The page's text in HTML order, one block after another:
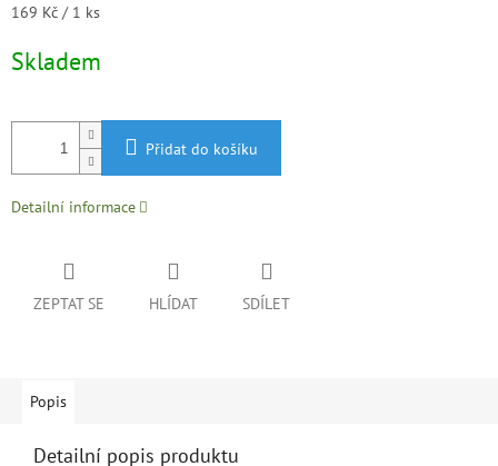
Měrná
169 Kč / 1 ks
Skladem
Přidat do košíku
Detailní informace
ZEPTAT SE HLÍDAT SDÍLET
Popis
Detailní popis produktu